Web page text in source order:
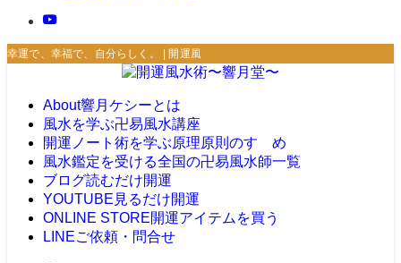
幸運で、幸福で、自分らしく。 | 開運風水術〜響月堂〜
About響月ケシーとは
風水を学ぶ卍易風水講座
開運ノート術を学ぶ原理原則のすゝめ
風水鑑定を受ける全国の卍易風水師一覧
ブログ読むだけ開運
YOUTUBE 見るだけ開運
ONLINE STORE開運アイテムを買う
LINEご依頼・問合せ